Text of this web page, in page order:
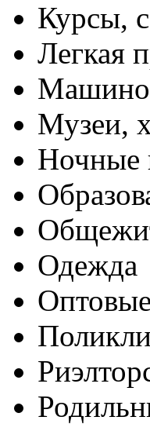
Курсы,
Легкая
Музеи,
Ночные
Одежда